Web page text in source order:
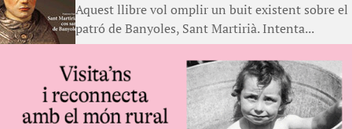
Aquest llibre vol omplir un buit existent sobre el
patró de Banyoles, Sant Martirià. Intenta...